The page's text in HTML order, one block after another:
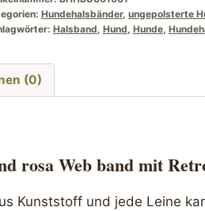
Hundehalsbänder, ungepolsterte
Halsband, Hund, Hunde,
(0)
rosa Web band mit
Kunststoff und jede Leine